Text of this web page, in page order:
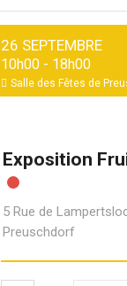
26 SEPTEMBRE
10h00- 18h00
Salle des Fêtes de
Exposition
5 Rue de
Preuschdorf